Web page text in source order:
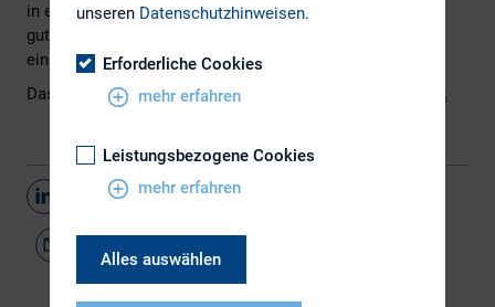
in einem Whitepaper gesammelt, was international unter
guter IR-Arbeit verstanden wird. Er gibt zudem auch
einige Tipps zu Effektivität und Relevanz.
Das komplette Whitepaper finden Sie zum Download
.
Teilen
unseren Datenschutzhinweisen.
Erforderliche Cookies
mehr erfahren
Leistungsbezogene Cookies
mehr erfahren
Alles auswählen